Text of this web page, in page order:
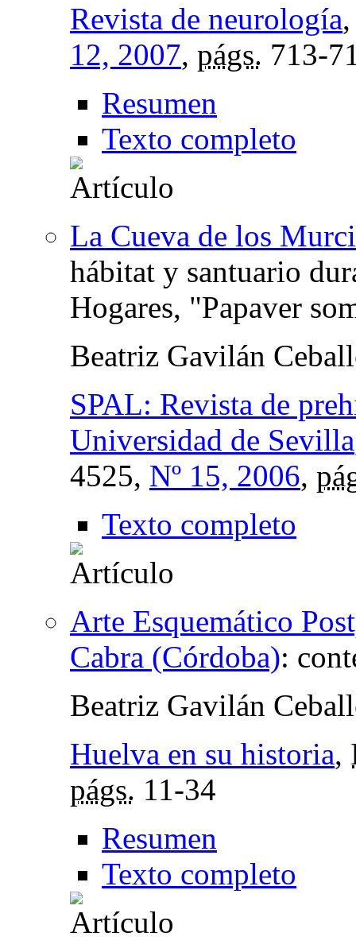
Revista de neurología
12, 2007, págs. 713-
Resumen
Texto completo
La Cueva de los
hábitat y santuario
Hogares, "Papaver
Beatriz Gavilán
SPAL: Revista de
Universidad de Sevilla
4525, Nº 15, 2006,
Texto completo
Arte Esquemático
Cabra (Córdoba):
Beatriz Gavilán
Huelva en su historia,
págs. 11-34
Resumen
Texto completo